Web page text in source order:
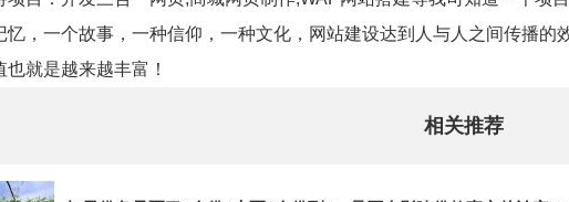
忆，一个故事，一种信仰，一种文化，网站建设达到人与人之间传播
也就是越来越丰富！
相关推荐